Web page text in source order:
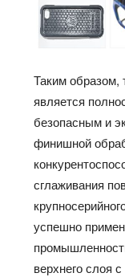
Таким образом,
является
безопасным и
финишной
сглаживания
успешно
верхнего слоя